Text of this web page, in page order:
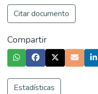
Citar documento
Compartir
Estadísticas